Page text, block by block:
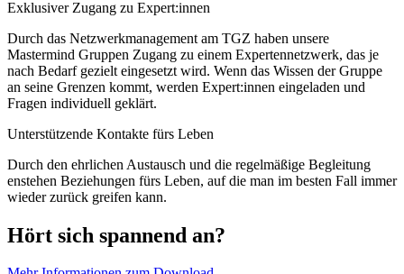
Exklusiver Zugang zu Expert:innen
Durch das Netzwerkmanagement am TGZ haben unsere
Mastermind Gruppen Zugang zu einem Expertennetzwerk, das je
nach Bedarf gezielt eingesetzt wird. Wenn das Wissen der Gruppe
an seine Grenzen kommt, werden Expert:innen eingeladen und
Fragen individuell geklärt.
Unterstützende Kontakte fürs Leben
Durch den ehrlichen Austausch und die regelmäßige Begleitung
enstehen Beziehungen fürs Leben, auf die man im besten Fall immer
wieder zurück greifen kann.
Hört sich spannend an?